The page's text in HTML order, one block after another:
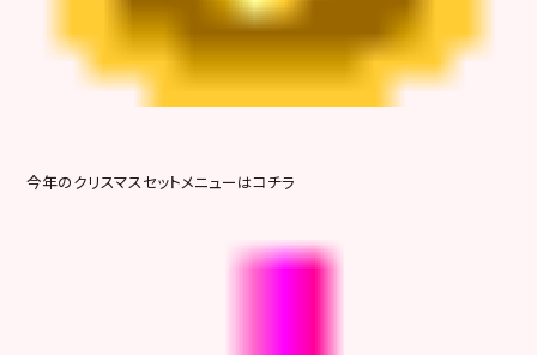
今年のクリスマスセットメニューはコチラ